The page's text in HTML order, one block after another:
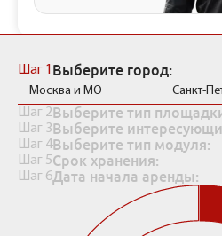
Шаг 1 Выберите город:
Москва и МО Санкт-
Шаг 2Выберите тип
Шаг 3Выберите
Шаг 4Выберите тип модуля:
Шаг 5Срок хранения:
Шаг 6Дата начала аренды: